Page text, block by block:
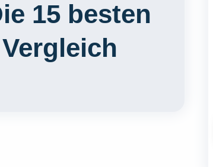
15 besten